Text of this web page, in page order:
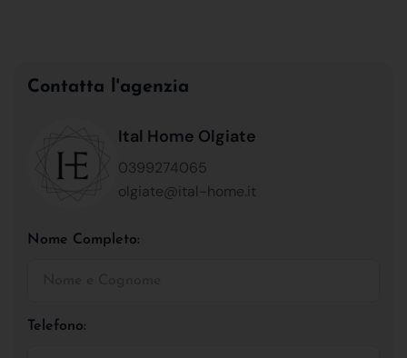
Contatta l'agenzia
Ital Home Olgiate
0399274065
olgiate@ital-home.it
Nome Completo:
Telefono: